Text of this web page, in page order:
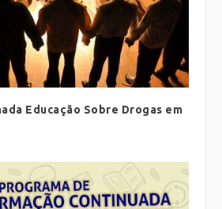
Educação Sobre Drogas em